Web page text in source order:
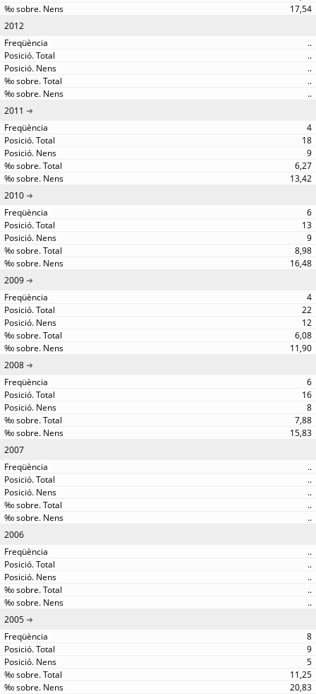
17,54
2012
..
..
..
..
..
2011
4
18
9
6,27
13,42
2010
6
13
9
8,98
16,48
2009
4
22
12
6,08
11,90
2008
6
16
8
7,88
15,83
2007
..
..
..
..
..
2006
..
..
..
..
..
2005
8
9
5
11,25
20,83